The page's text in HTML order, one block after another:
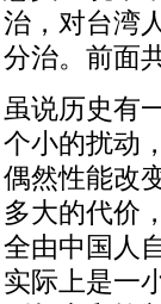
治，对台湾
分治。前面
虽说历史有
个小的扰动
偶然性能改
多大的代价
全由中国人
实际上是一